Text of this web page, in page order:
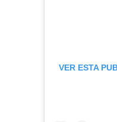
VER ESTA